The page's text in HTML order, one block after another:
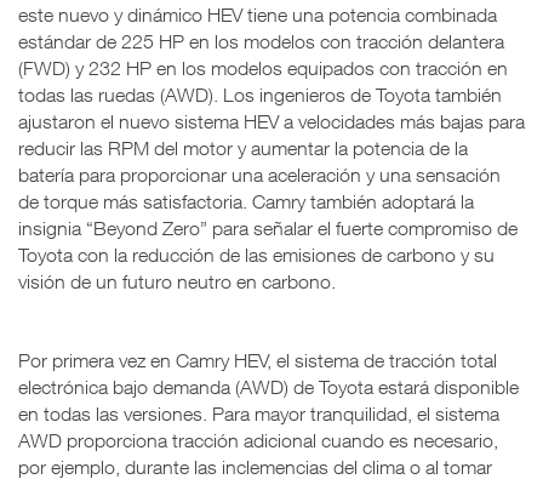
este nuevo y dinámico HEV tiene una potencia combinada
estándar de 225 HP en los modelos con tracción delantera
(FWD) y 232 HP en los modelos equipados con tracción en
todas las ruedas (AWD). Los ingenieros de Toyota también
ajustaron el nuevo sistema HEV a velocidades más bajas para
reducir las RPM del motor y aumentar la potencia de la
batería para proporcionar una aceleración y una sensación
de torque más satisfactoria. Camry también adoptará la
insignia “Beyond Zero” para señalar el fuerte compromiso de
Toyota con la reducción de las emisiones de carbono y su
visión de un futuro neutro en carbono.
Por primera vez en Camry HEV, el sistema de tracción total
electrónica bajo demanda (AWD) de Toyota estará disponible
en todas las versiones. Para mayor tranquilidad, el sistema
AWD proporciona tracción adicional cuando es necesario,
por ejemplo, durante las inclemencias del clima o al tomar